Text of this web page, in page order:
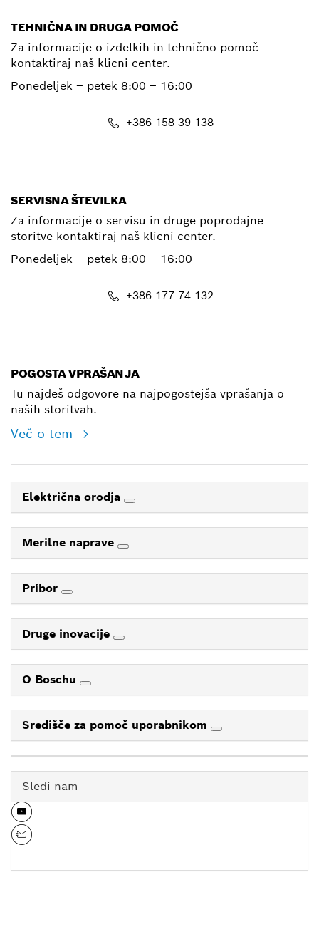
TEHNIČNA IN DRUGA POMOČ
Za informacije o izdelkih in tehnično pomoč
kontaktiraj naš klicni center.
Ponedeljek – petek 8:00 – 16:00
+386 158 39 138
SERVISNA ŠTEVILKA
Za informacije o servisu in druge poprodajne
storitve kontaktiraj naš klicni center.
Ponedeljek – petek 8:00 – 16:00
+386 177 74 132
POGOSTA VPRAŠANJA
Tu najdeš odgovore na najpogostejša vprašanja o
naših storitvah.
Več o tem
Električna orodja
Merilne naprave
Pribor
Druge inovacije
O Boschu
Središče za pomoč uporabnikom
Sledi nam